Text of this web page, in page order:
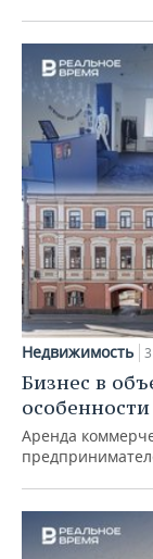
Недвижимость
Бизнес в
Аренда